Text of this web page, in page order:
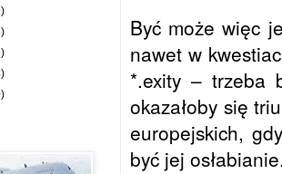
Być może więc
nawet w
*.exity – trzeba
okazałoby się
europejskich,
być jej